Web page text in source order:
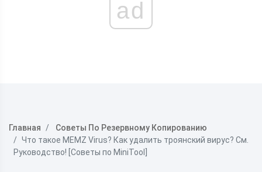
ad
Главная
Советы По Резервному Копированию
Что такое MEMZ Virus? Как удалить троянский вирус? См.
Руководство! [Советы по MiniTool]